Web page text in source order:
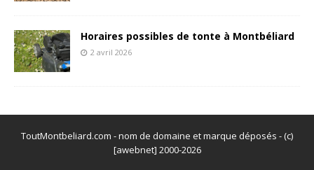
Horaires possibles de tonte à Montbéliard
2 avril 2026
ToutMontbeliard.com - nom de domaine et marque déposés - (c)
[awebnet] 2000-2026